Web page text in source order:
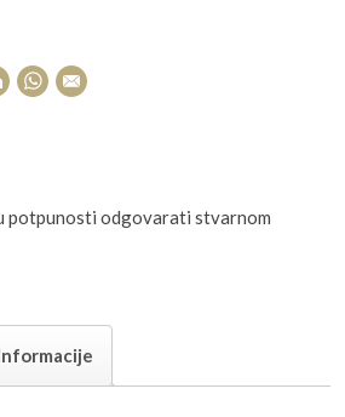
potpunosti odgovarati stvarnom